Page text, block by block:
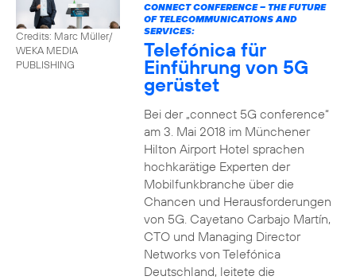
Credits: Marc Müller/
WEKA MEDIA
PUBLISHING
CONNECT CONFERENCE – THE FUTURE
OF TELECOMMUNICATIONS AND
SERVICES:
Telefónica für
Einführung von 5G
gerüstet
Bei der „connect 5G conference“
am 3. Mai 2018 im Münchener
Hilton Airport Hotel sprachen
hochkarätige Experten der
Mobilfunkbranche über die
Chancen und Herausforderungen
von 5G. Cayetano Carbajo Martín,
CTO und Managing Director
Networks von Telefónica
Deutschland, leitete die